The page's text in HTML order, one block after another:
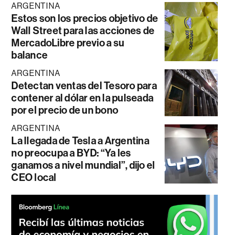
ARGENTINA
Estos son los precios objetivo de
Wall Street para las acciones de
MercadoLibre previo a su
balance
ARGENTINA
Detectan ventas del Tesoro para
contener al dólar en la pulseada
por el precio de un bono
ARGENTINA
La llegada de Tesla a Argentina
no preocupa a BYD: “Ya les
ganamos a nivel mundial”, dijo el
CEO local